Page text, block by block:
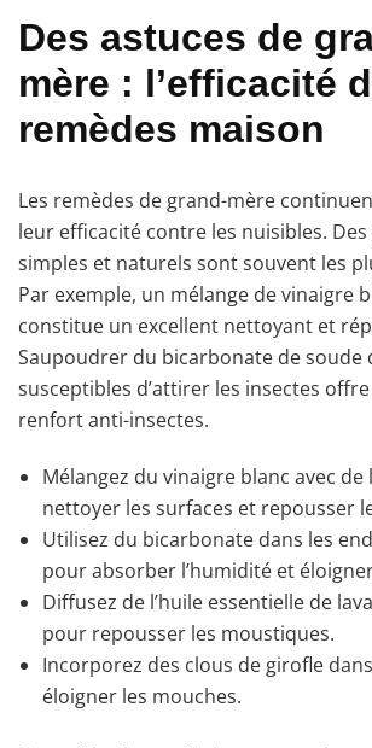
Des astuces de
mère : l’efficacité
remèdes maison
Les remèdes de grand-mère
leur efficacité contre les nuisibles.
simples et naturels sont souvent les
Par exemple, un mélange de vinaigre
constitue un excellent nettoyant et
Saupoudrer du bicarbonate de soude
susceptibles d’attirer les insectes
renfort anti-insectes.
Mélangez du vinaigre blanc avec de
nettoyer les surfaces et repousser
Utilisez du bicarbonate dans les
pour absorber l’humidité et
Diffusez de l’huile essentielle de
pour repousser les moustiques.
Incorporez des clous de girofle
éloigner les mouches.